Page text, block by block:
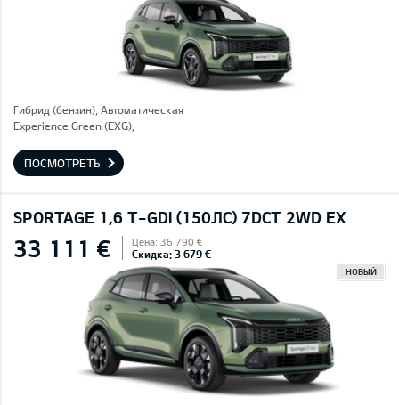
Гибрид (бензин), Автоматическая
Experience Green (EXG),
ПОСМОТРЕТЬ
SPORTAGE 1,6 T-GDI (150ЛС) 7DCT 2WD EX
33 111 € Цена: 36 790 €
Скидка: 3 679 €
НОВЫЙ